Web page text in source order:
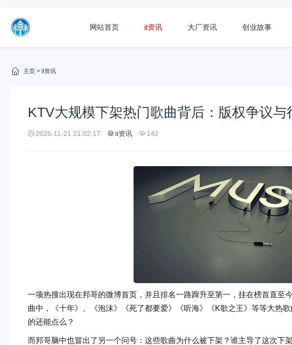
网站首页 it资讯 大厂资讯 创业故事
主页 > it资讯
KTV大规模下架热门歌曲背后：版权争议
2025-11-21 21:02:17 it资讯 142
一项热搜出现在邦哥的微博首页，并且排名一路蹿升至第一，挂在榜首直至
曲中，《十年》、《泡沫》《死了都要爱》《听海》《K歌之王》等等大热
的还能点么？
而邦哥脑中也冒出了另一个问号：这些歌曲为什么被下架？谁主导了这次下